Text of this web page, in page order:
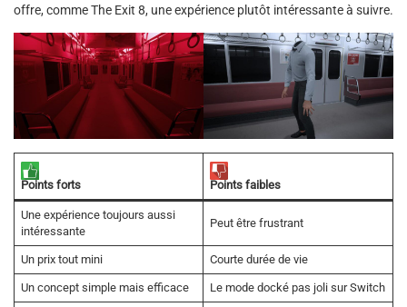
offre, comme The Exit 8, une expérience plutôt intéressante à suivre.
Points forts Points faibles
Une expérience toujours aussi
intéressante
Peut être frustrant
Un prix tout mini Courte durée de vie
Un concept simple mais efficace Le mode docké pas joli sur Switch